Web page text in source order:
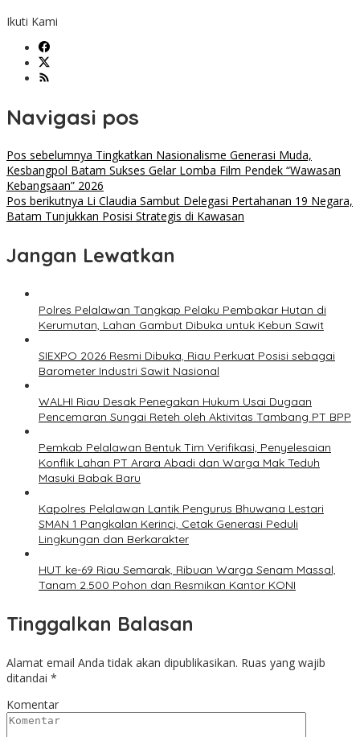
Ikuti Kami
Navigasi pos
Pos sebelumnya Tingkatkan Nasionalisme Generasi Muda,
Kesbangpol Batam Sukses Gelar Lomba Film Pendek “Wawasan
Kebangsaan” 2026
Pos berikutnya Li Claudia Sambut Delegasi Pertahanan 19 Negara,
Batam Tunjukkan Posisi Strategis di Kawasan
Jangan Lewatkan
Polres Pelalawan Tangkap Pelaku Pembakar Hutan di
Kerumutan, Lahan Gambut Dibuka untuk Kebun Sawit
SIEXPO 2026 Resmi Dibuka, Riau Perkuat Posisi sebagai
Barometer Industri Sawit Nasional
WALHI Riau Desak Penegakan Hukum Usai Dugaan
Pencemaran Sungai Reteh oleh Aktivitas Tambang PT BPP
Pemkab Pelalawan Bentuk Tim Verifikasi, Penyelesaian
Konflik Lahan PT Arara Abadi dan Warga Mak Teduh
Masuki Babak Baru
Kapolres Pelalawan Lantik Pengurus Bhuwana Lestari
SMAN 1 Pangkalan Kerinci, Cetak Generasi Peduli
Lingkungan dan Berkarakter
HUT ke-69 Riau Semarak, Ribuan Warga Senam Massal,
Tanam 2.500 Pohon dan Resmikan Kantor KONI
Tinggalkan Balasan
Alamat email Anda tidak akan dipublikasikan. Ruas yang wajib
ditandai *
Komentar